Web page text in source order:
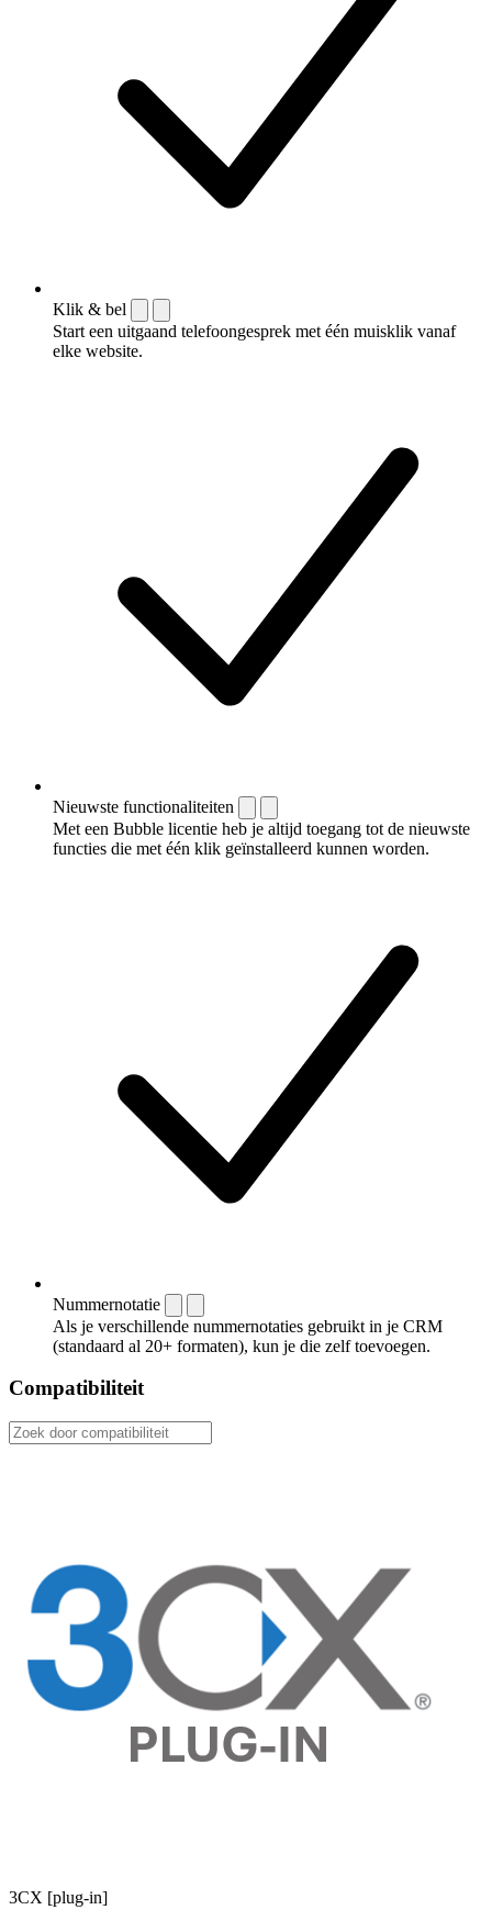
Klik & bel
Start een uitgaand telefoongesprek met één muisklik vanaf
elke website.
Nieuwste functionaliteiten
Met een Bubble licentie heb je altijd toegang tot de nieuwste
functies die met één klik geïnstalleerd kunnen worden.
Nummernotatie
Als je verschillende nummernotaties gebruikt in je CRM
(standaard al 20+ formaten), kun je die zelf toevoegen.
Compatibiliteit
3CX [plug-in]